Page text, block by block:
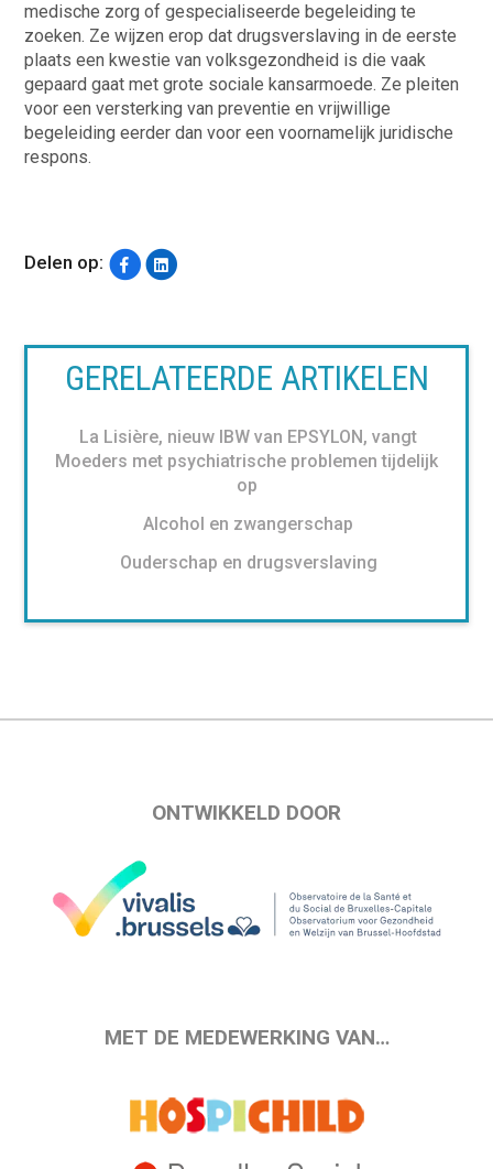
medische zorg of gespecialiseerde begeleiding te
zoeken. Ze wijzen erop dat drugsverslaving in de eerste
plaats een kwestie van volksgezondheid is die vaak
gepaard gaat met grote sociale kansarmoede. Ze pleiten
voor een versterking van preventie en vrijwillige
begeleiding eerder dan voor een voornamelijk juridische
respons.
Delen op:
GERELATEERDE ARTIKELEN
La Lisière, nieuw IBW van EPSYLON, vangt
Moeders met psychiatrische problemen tijdelijk
op
Alcohol en zwangerschap
Ouderschap en drugsverslaving
ONTWIKKELD DOOR
MET DE MEDEWERKING VAN…